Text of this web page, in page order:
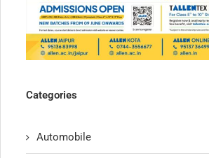
Categories
Automobile